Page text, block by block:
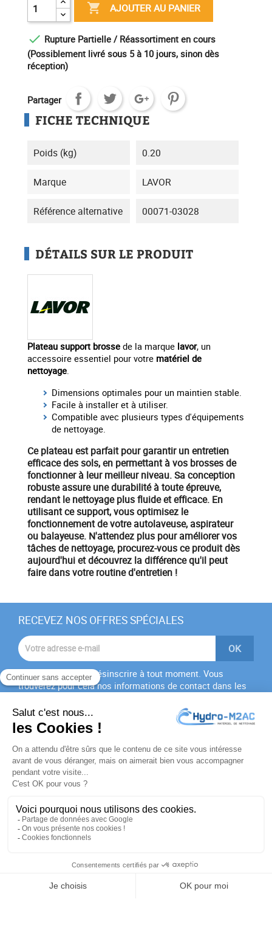
 AJOUTER AU PANIER
 Rupture Partielle / Réassortiment en cours
(Possiblement livré sous 5 à 10 jours, sinon dès
réception)
Partager
FICHE TECHNIQUE
Poids (kg) 0.20
Marque LAVOR
Référence alternative 00071-03028
DÉTAILS SUR LE PRODUIT
Plateau support brosse de la marque lavor, un
accessoire essentiel pour votre matériel de
nettoyage.
Dimensions optimales pour un maintien stable.
Facile à installer et à utiliser.
Compatible avec plusieurs types d'équipements
de nettoyage.
Ceplateauest parfait pour garantir unentretien
efficace des sols, en permettant à vos brosses de
fonctionner à leur meilleur niveau. Sa conception
robuste assure une durabilité à toute épreuve,
rendant le nettoyage plus fluide et efficace. En
utilisant ce support, vous optimisez le
fonctionnement de votreautolaveuse, aspirateur
ou balayeuse. N'attendez plus pour améliorer vos
tâches de nettoyage, procurez-vous ce produit dès
aujourd'hui et découvrez la différence qu'il peut
faire dans votre routine d'entretien !
RECEVEZ NOS OFFRES SPÉCIALES
Vous pouvez vous désinscrire à tout moment. Vous
trouverez pour cela nos informations de contact dans les
J'accepte lesconditions générales
politique de
confidentialité
PRODUITS
NOTRE SOCIÉTÉ
VOTRE COMPTE